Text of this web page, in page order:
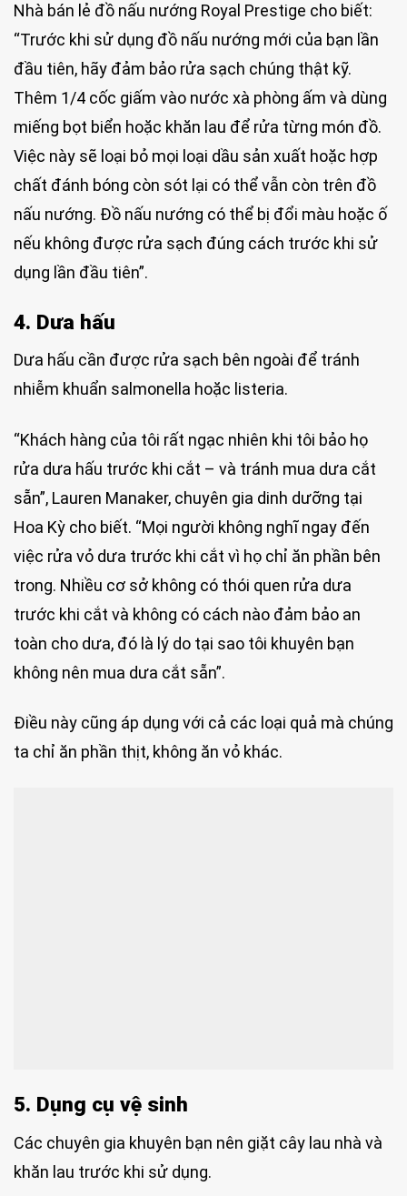
Nhà bán lẻ đồ nấu nướng Royal Prestige cho biết:
“Trước khi sử dụng đồ nấu nướng mới của bạn lần
đầu tiên, hãy đảm bảo rửa sạch chúng thật kỹ.
Thêm 1/4 cốc giấm vào nước xà phòng ấm và dùng
miếng bọt biển hoặc khăn lau để rửa từng món đồ.
Việc này sẽ loại bỏ mọi loại dầu sản xuất hoặc hợp
chất đánh bóng còn sót lại có thể vẫn còn trên đồ
nấu nướng. Đồ nấu nướng có thể bị đổi màu hoặc ố
nếu không được rửa sạch đúng cách trước khi sử
dụng lần đầu tiên”.
4. Dưa hấu
Dưa hấu cần được rửa sạch bên ngoài để tránh
nhiễm khuẩn salmonella hoặc listeria.
“Khách hàng của tôi rất ngạc nhiên khi tôi bảo họ
rửa dưa hấu trước khi cắt – và tránh mua dưa cắt
sẵn”, Lauren Manaker, chuyên gia dinh dưỡng tại
Hoa Kỳ cho biết. “Mọi người không nghĩ ngay đến
việc rửa vỏ dưa trước khi cắt vì họ chỉ ăn phần bên
trong. Nhiều cơ sở không có thói quen rửa dưa
trước khi cắt và không có cách nào đảm bảo an
toàn cho dưa, đó là lý do tại sao tôi khuyên bạn
không nên mua dưa cắt sẵn”.
Điều này cũng áp dụng với cả các loại quả mà chúng
ta chỉ ăn phần thịt, không ăn vỏ khác.
5. Dụng cụ vệ sinh
Các chuyên gia khuyên bạn nên giặt cây lau nhà và
khăn lau trước khi sử dụng.